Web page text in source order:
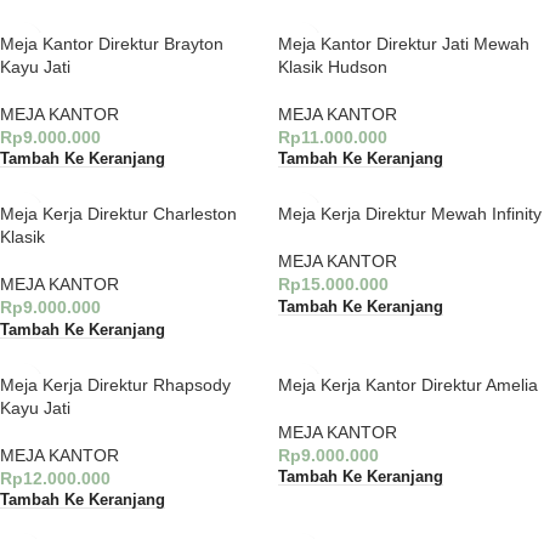
Meja Kantor Direktur Brayton
Kayu Jati
MEJA KANTOR
Rp9.000.000
Tambah Ke Keranjang
Meja Kantor Direktur Jati Mewah
Klasik Hudson
MEJA KANTOR
Rp11.000.000
Tambah Ke Keranjang
Meja Kerja Direktur Charleston
Klasik
MEJA KANTOR
Rp9.000.000
Tambah Ke Keranjang
Meja Kerja Direktur Mewah Infinity
MEJA KANTOR
Rp15.000.000
Tambah Ke Keranjang
Meja Kerja Direktur Rhapsody
Kayu Jati
MEJA KANTOR
Rp12.000.000
Tambah Ke Keranjang
Meja Kerja Kantor Direktur Amelia
MEJA KANTOR
Rp9.000.000
Tambah Ke Keranjang